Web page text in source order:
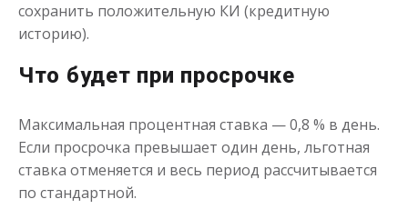
Деньги до зарплаты
до
Срок
сохранить положительную КИ (кредитную
историю).
Что будет при просрочке
Максимальная процентная ставка — 0,8 % в день.
Если просрочка превышает один день, льготная
ставка отменяется и весь период рассчитывается
по стандартной.